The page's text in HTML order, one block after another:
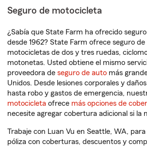
Seguro de motocicleta
¿Sabía que State Farm ha ofrecido
desde 1962? State Farm ofrece seguro
motocicletas de dos y tres ruedas,
motonetas. Usted obtiene el mismo
proveedora de seguro de auto más
Unidos. Desde lesiones corporales y
hasta robo y gastos de emergencia,
motocicleta ofrece más opciones de
necesite agregar cobertura adicional si la
Trabaje con Luan Vu en Seattle, WA,
póliza con coberturas, descuentos y